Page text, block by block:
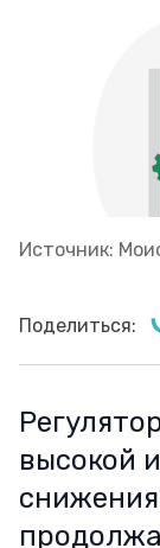
Источник:
Поделиться:
высокой